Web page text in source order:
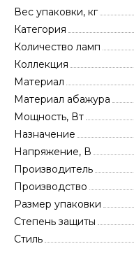
Вес упаковки, кг
Категория
Количество ламп
Коллекция
Материал
Материал абажура
Мощность, Вт
Назначение
Напряжение, В
Производитель
Производство
Размер упаковки
Степень защиты
Стиль